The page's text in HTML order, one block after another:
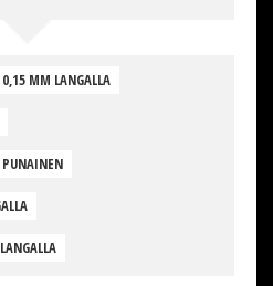
MM LANGALLA